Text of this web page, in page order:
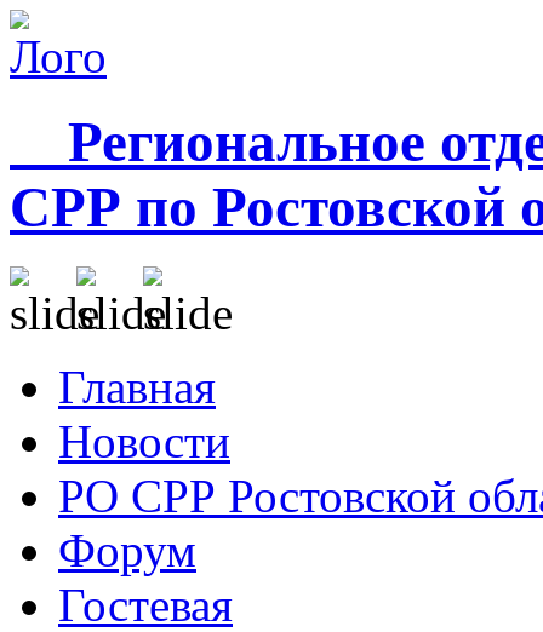
Региональное
СРР по Ростовской
Главная
Новости
РО СРР Ростовской
Форум
Гостевая